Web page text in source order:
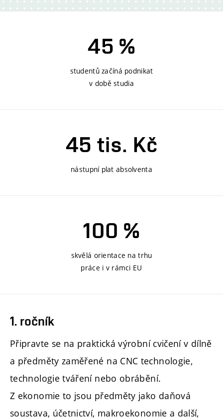
45 %
studentů začíná podnikat
v době studia
45 tis. Kč
nástupní plat absolventa
100 %
skvělá orientace na trhu
práce i v rámci EU
1. ročník
Připravte se na praktická výrobní cvičení v dílně
a předměty zaměřené na CNC technologie,
technologie tváření nebo obrábění.
Z ekonomie to jsou předměty jako daňová
soustava, účetnictví, makroekonomie a další,